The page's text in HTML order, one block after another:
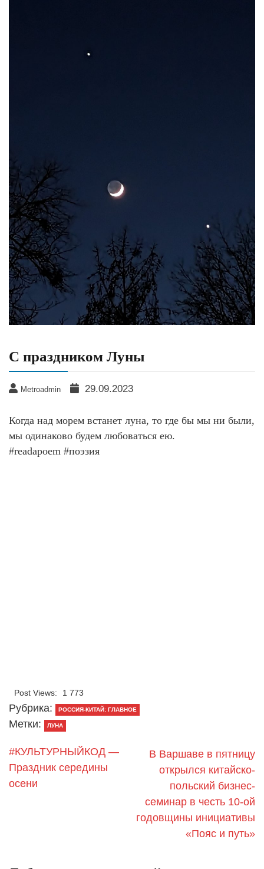
С праздником Луны
Metroadmin 29.09.2023
Когда над морем встанет луна, то где бы мы ни были,
мы одинаково будем любоваться ею.
#readapoem #поэзия
Post Views: 1 773
Рубрика: РОССИЯ-КИТАЙ: ГЛАВНОЕ
Метки: ЛУНА
#КУЛЬТУРНЫЙКОД —
Праздник середины
осени
В Варшаве в пятницу
открылся китайско-
польский бизнес-
семинар в честь 10-ой
годовщины инициативы
«Пояс и путь»